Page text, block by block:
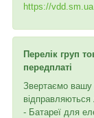
https://vdd.sm.ua
Перелік груп
передплаті
Звертаємо вашу
- Батареї для